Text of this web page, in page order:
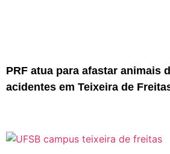
PRF atua para afastar animais
acidentes em Teixeira de